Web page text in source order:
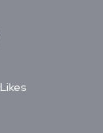
Likes